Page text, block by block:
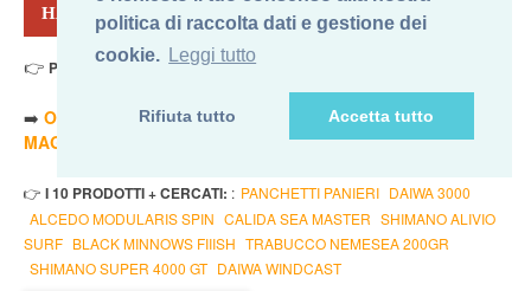
politica di raccolta dati e gestione dei
cookie. Leggi tutto
Rifiuta tutto Accetta tutto
HAI CERCATO: TICA SPINFOCUS 6000
👉 Prezzo Min. 18,20 Eur - Prezzo Max 18,20 Eur
➡️ ORDINA PER PREZZO MINORE
ORDINA PER PREZZO
MAGGIORE
- 🔥TUTTI
👉 I 10 PRODOTTI + CERCATI: : PANCHETTI PANIERI DAIWA 3000
ALCEDO MODULARIS SPIN CALIDA SEA MASTER SHIMANO ALIVIO
SURF BLACK MINNOWS FIIISH TRABUCCO NEMESEA 200GR
SHIMANO SUPER 4000 GT DAIWA WINDCAST